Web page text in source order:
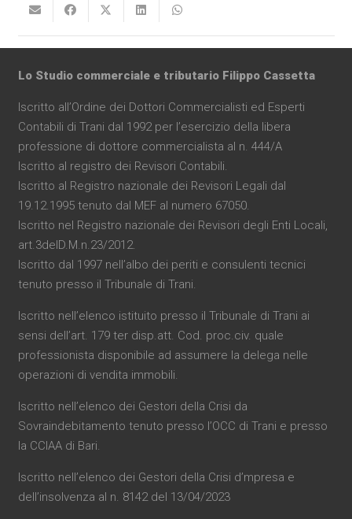
Lo Studio commerciale e tributario Filippo Cassetta
Iscritto all’Ordine dei Dottori Commercialisti ed Esperti
Contabili di Trani dal 1992 per l’esercizio della libera
professione di dottore commercialista al n. 444/A
Iscritto al registro dei Revisori Contabili.
Iscritto al Registro nazionale dei Revisori Legali dal
19.12.1995 tenuto dal MEF al numero 67050.
Iscritto nel Registro nazionale dei Revisori degli Enti Locali,
art.3delD.M.n.23/2012.
Iscritto dal 1997 nell’albo dei periti e consulenti tecnici
tenuto presso il Tribunale di Trani.
Iscritto nell’elenco istituito presso il Tribunale di Trani ai
sensi dell’art. 179 ter disp.att. Cod. proc.civ. quale
professionista disponibile ad assumere la delega nelle
operazioni di vendita immobili.
Iscritto nell’elenco dei Gestori della Crisi da
Sovraindebitamento tenuto presso l’OCC di Trani e presso
la CCIAA di Bari.
Iscritto nell’elenco dei Gestori della Crisi d’mpresa e
dell’insolvenza al n. 8142 del 13/04/2023